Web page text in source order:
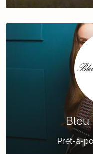
Bleu
Prêt-à-